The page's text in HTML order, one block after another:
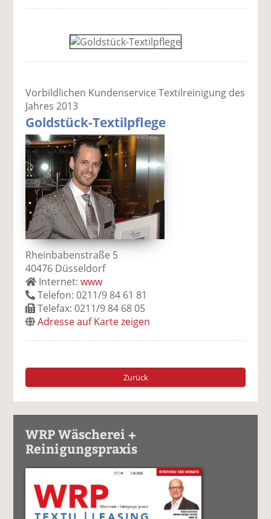
Vorbildlichen Kundenservice Textilreinigung des
Jahres 2013
Goldstück-Textilpflege
Rheinbabenstraße 5
40476 Düsseldorf
Internet:www
Telefon: 0211/9 84 61 81
Telefax: 0211/9 84 68 05
Adresse auf Karte zeigen
Zurück
WRP Wäscherei +
Reinigungspraxis